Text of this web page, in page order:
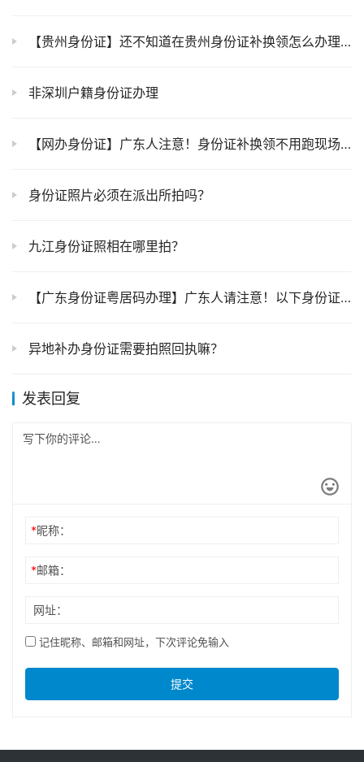
【贵州身份证】还不知道在贵州身份证补换领怎么办理？这篇超全身份证办理攻略请收好（附“贵州公安”全程网办、线下办理）
非深圳户籍身份证办理
【网办身份证】广东人注意！身份证补换领不用跑现场，网办全流程攻略来了！
身份证照片必须在派出所拍吗？
九江身份证照相在哪里拍？
【广东身份证粤居码办理】广东人请注意！以下身份证办理不用请假出门去办理了，直接手机上几分钟搞定，附上：超全办理流程＋材料
异地补办身份证需要拍照回执嘛？
发表回复
*昵称：
*邮箱：
网址：
记住昵称、邮箱和网址，下次评论免输入
提交